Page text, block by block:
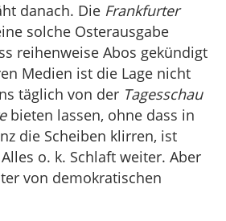
danach. Die Frankfurter
solche Osterausgabe
reihenweise Abos gekündigt
Medien ist die Lage nicht
täglich von der Tagesschau
bieten lassen, ohne dass in
die Scheiben klirren, ist
o. k. Schlaft weiter. Aber
von demokratischen